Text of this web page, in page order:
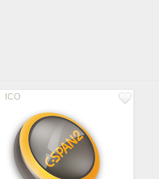
ICO